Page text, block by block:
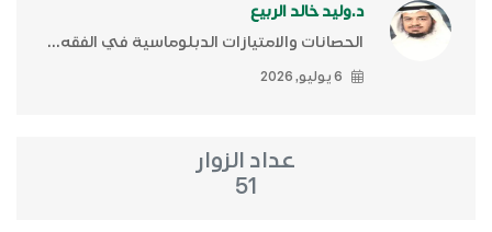
د.وليد خالد الربيع
الحصانات والامتيازات الدبلوماسية في الفقه...
6 يوليو, 2026
عداد الزوار
51